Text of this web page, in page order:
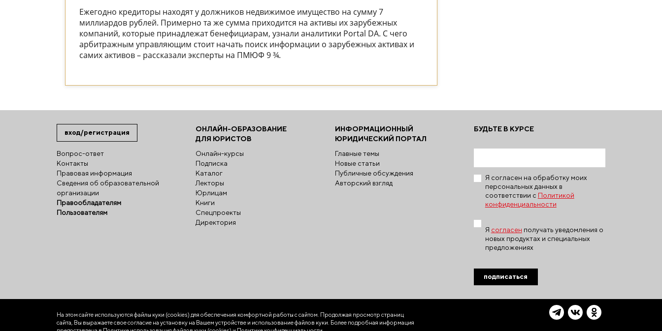
Ежегодно кредиторы находят у должников недвижимое имущество на сумму 7
миллиардов рублей. Примерно та же сумма приходится на активы их зарубежных
компаний, которые принадлежат бенефициарам, узнали аналитики Portal DA. С чего
арбитражным управляющим стоит начать поиск информации о зарубежных активах и
самих активов – рассказали эксперты на ПМЮФ 9 ¾.
вход/регистрация
Вопрос-ответ
Контакты
Правовая информация
Сведения об образовательной
организации
Правообладателям
Пользователям
ОНЛАЙН-ОБРАЗОВАНИЕ
ДЛЯ ЮРИСТОВ
Онлайн-курсы
Подписка
Каталог
Лекторы
Юрлицам
Книги
Спецпроекты
Директория
ИНФОРМАЦИОННЫЙ
ЮРИДИЧЕСКИЙ ПОРТАЛ
Главные темы
Новые статьи
Публичные обсуждения
Авторский взгляд
БУДЬТЕ В КУРСЕ
Я согласен на обработку моих
персональных данных в
соответствии с Политикой
конфиденциальности
Я согласен получать уведомления о
новых продуктах и специальных
предложениях
подписаться
На этом сайте используются файлы куки (cookies) для обеспечения комфортной работы с сайтом. Продолжая просмотр страниц
сайта, Вы выражаете свое согласие на установку на Вашем устройстве и использование файлов куки. Более подробная информация